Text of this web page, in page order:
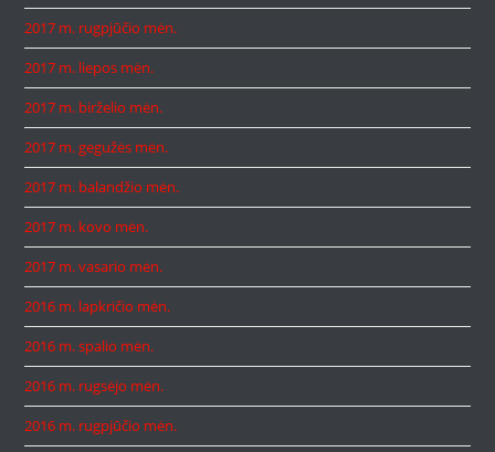
2017 m. rugpjūčio mėn.
2017 m. liepos mėn.
2017 m. birželio mėn.
2017 m. gegužės mėn.
2017 m. balandžio mėn.
2017 m. kovo mėn.
2017 m. vasario mėn.
2016 m. lapkričio mėn.
2016 m. spalio mėn.
2016 m. rugsėjo mėn.
2016 m. rugpjūčio mėn.